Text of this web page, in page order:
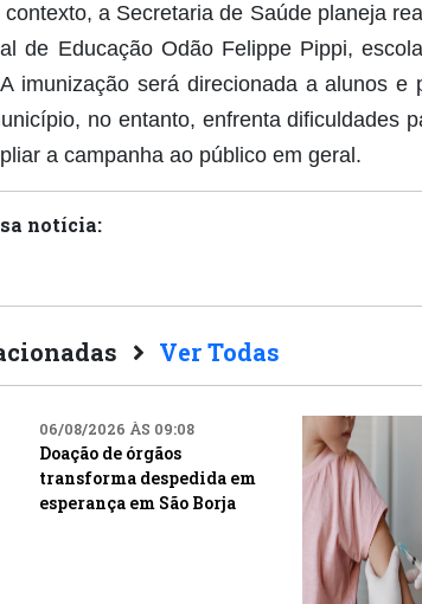
a Secretaria de Saúde planeja
de Educação Odão Felippe Pippi,
imunização será direcionada a alunos e
no entanto, enfrenta dificuldades
a campanha ao público em geral.
notícia:
Ver Todas
06/08/2026 ÀS 09:08
Doação de órgãos
transforma despedida em
esperança em São Borja